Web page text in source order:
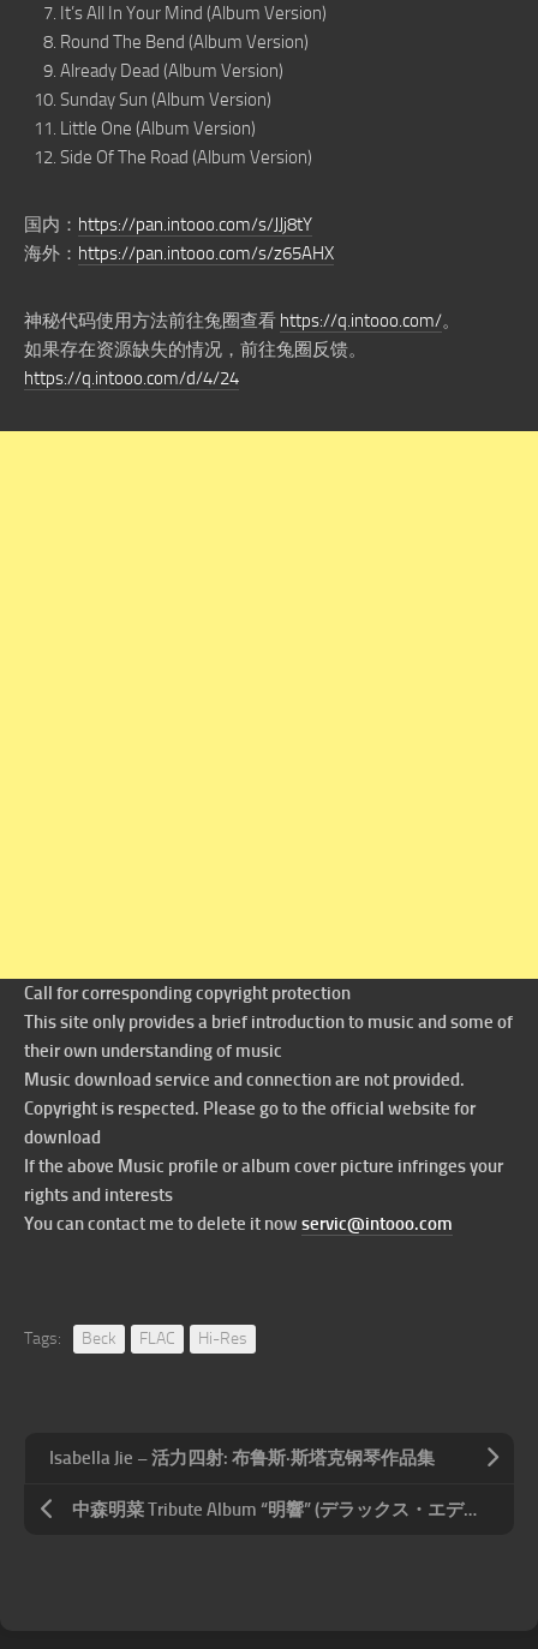
It’s All In Your Mind (Album Version)
Round The Bend (Album Version)
Already Dead (Album Version)
Sunday Sun (Album Version)
Little One (Album Version)
Side Of The Road (Album Version)
国内： https://pan.intooo.com/s/JJj8tY
海外： https://pan.intooo.com/s/z65AHX
神秘代码使用方法前往兔圈查看 https://q.intooo.com/。
如果存在资源缺失的情况，前往兔圈反馈。
https://q.intooo.com/d/4/24
Call for corresponding copyright protection
This site only provides a brief introduction to music and some of
their own understanding of music
Music download service and connection are not provided.
Copyright is respected. Please go to the official website for
download
If the above Music profile or album cover picture infringes your
rights and interests
You can contact me to delete it now servic@intooo.com
Tags: Beck FLAC Hi-Res
Isabella Jie – 活力四射: 布鲁斯·斯塔克钢琴作品集
中森明菜 Tribute Album “明響” (デラックス・エディション; 中森明菜ベスト・アルバム付)